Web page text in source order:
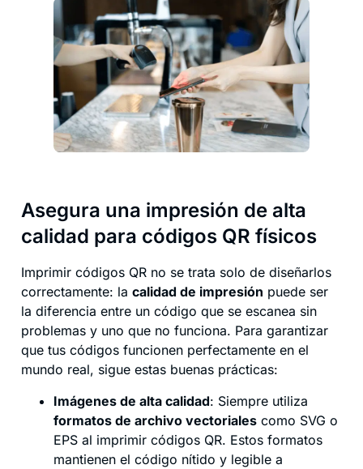
Asegura una impresión de alta
calidad para códigos QR físicos
Imprimir códigos QR no se trata solo de diseñarlos
correctamente: la calidad de impresión puede ser
la diferencia entre un código que se escanea sin
problemas y uno que no funciona. Para garantizar
que tus códigos funcionen perfectamente en el
mundo real, sigue estas buenas prácticas:
Imágenes de alta calidad: Siempre utiliza
formatos de archivo vectoriales como SVG o
EPS al imprimir códigos QR. Estos formatos
mantienen el código nítido y legible a